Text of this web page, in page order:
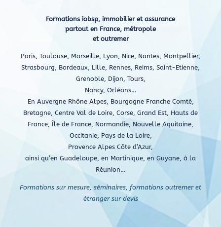
Formations iobsp, immobilier et assurance
partout en France, métropole
et outremer
Paris, Toulouse, Marseille, Lyon, Nice, Nantes, Montpellier,
Strasbourg, Bordeaux, Lille, Rennes, Reims, Saint-Etienne,
Grenoble, Dijon, Tours,
Nancy, Orléans…
En Auvergne Rhône Alpes, Bourgogne Franche Comté,
Bretagne, Centre Val de Loire, Corse, Grand Est, Hauts de
France, Île de France, Normandie, Nouvelle Aquitaine,
Occitanie, Pays de la Loire,
Provence Alpes Côte d’Azur,
ainsi qu’en Guadeloupe, en Martinique, en Guyane, à la
Réunion…
Formations sur mesure, séminaires, formations outremer et
étranger sur devis